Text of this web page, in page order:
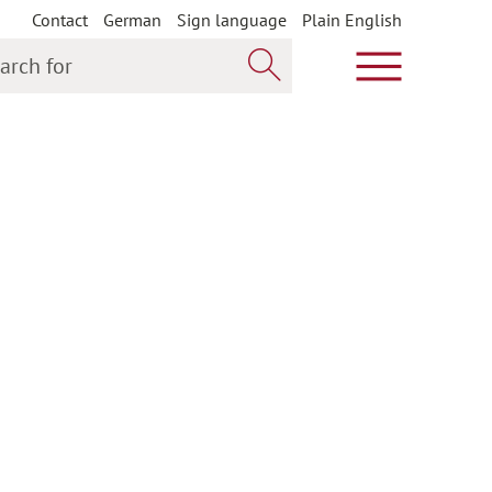
Contact German Sign language
Plain English
Show main